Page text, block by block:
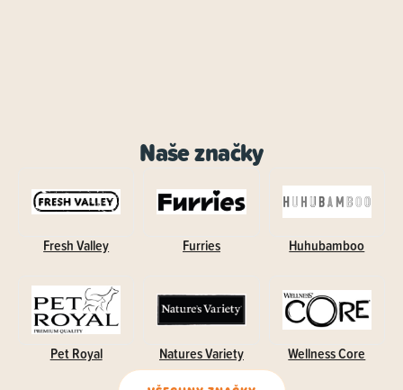
Naše značky
Fresh Valley Furries Huhubamboo
Pet Royal Natures Variety Wellness Core